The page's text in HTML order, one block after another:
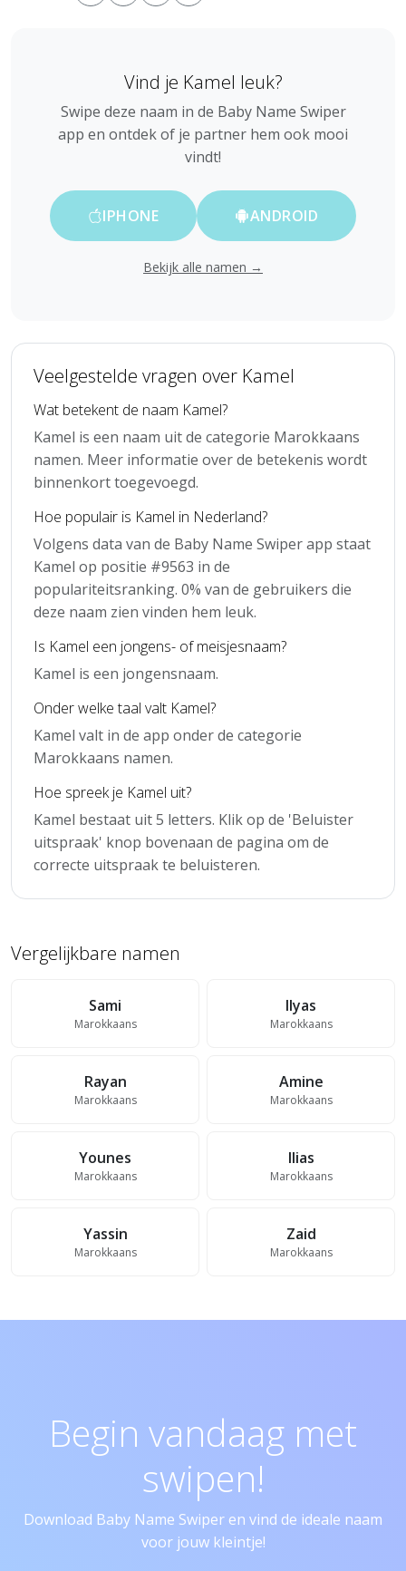
Vind je Kamel leuk?
Swipe deze naam in de Baby Name Swiper
app en ontdek of je partner hem ook mooi
vindt!
IPHONE ANDROID
Bekijk alle namen →
Veelgestelde vragen over Kamel
Wat betekent de naam Kamel?
Kamel is een naam uit de categorie Marokkaans
namen. Meer informatie over de betekenis wordt
binnenkort toegevoegd.
Hoe populair is Kamel in Nederland?
Volgens data van de Baby Name Swiper app staat
Kamel op positie #9563 in de
populariteitsranking. 0% van de gebruikers die
deze naam zien vinden hem leuk.
Is Kamel een jongens- of meisjesnaam?
Kamel is een jongensnaam.
Onder welke taal valt Kamel?
Kamel valt in de app onder de categorie
Marokkaans namen.
Hoe spreek je Kamel uit?
Kamel bestaat uit 5 letters. Klik op de 'Beluister
uitspraak' knop bovenaan de pagina om de
correcte uitspraak te beluisteren.
Vergelijkbare namen
Sami
Marokkaans
Ilyas
Marokkaans
Rayan
Marokkaans
Amine
Marokkaans
Younes
Marokkaans
Ilias
Marokkaans
Yassin
Marokkaans
Zaid
Marokkaans
Begin vandaag met
swipen!
Download Baby Name Swiper en vind de ideale naam
voor jouw kleintje!